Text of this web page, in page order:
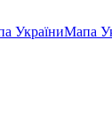
Мапа